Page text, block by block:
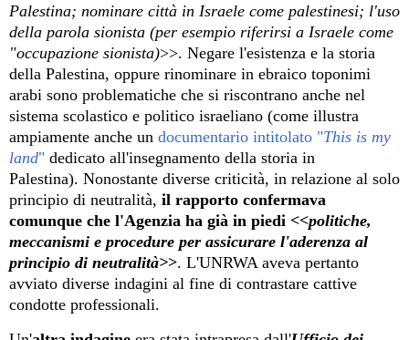
Palestina; nominare città in Israele come palestinesi; l'uso
della parola sionista (per esempio riferirsi a Israele come
"occupazione sionista)>>. Negare l'esistenza e la storia
della Palestina, oppure rinominare in ebraico toponimi
arabi sono problematiche che si riscontrano anche nel
sistema scolastico e politico israeliano (come illustra
ampiamente anche un documentario intitolato "This is my
land" dedicato all'insegnamento della storia in
Palestina). Nonostante diverse criticità, in relazione al solo
principio di neutralità, il rapporto confermava
comunque che l'Agenzia ha già in piedi <<politiche,
meccanismi e procedure per assicurare l'aderenza al
principio di neutralità>>. L'UNRWA aveva pertanto
avviato diverse indagini al fine di contrastare cattive
condotte professionali.